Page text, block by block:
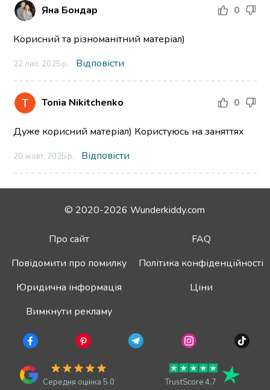
Яна Бондар 0
Корисний та різноманітний матеріал)
22 лип. 2025 р. Відповісти
Tonia Nikitchenko 0
Дуже корисний матеріал) Користуюсь на заняттях
20 жовт. 2025 р. Відповісти
© 2020-2026 Wunderkiddy.com
Про сайт
FAQ
Повідомити про помилку
Політика конфіденційності
Юридична інформація
Ціни
Вимкнути рекламу
Середня оцінка 5.0 TrustScore 4.7